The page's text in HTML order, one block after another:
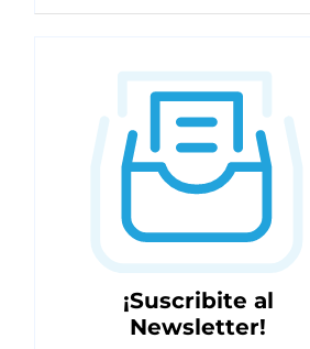
¡Suscribite al
Newsletter!